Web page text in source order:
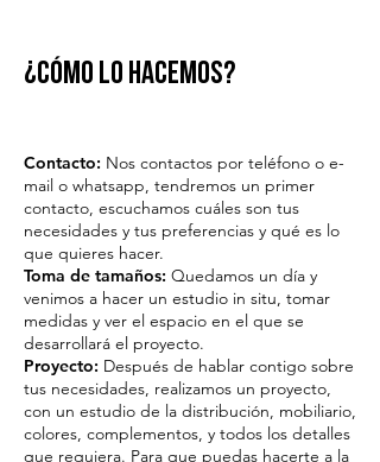
¿CÓMO LO HACEMOS?
Contacto: Nos contactos por teléfono o e-
mail o whatsapp, tendremos un primer
contacto, escuchamos cuáles son tus
necesidades y tus preferencias y qué es lo
que quieres hacer.
Toma de tamaños: Quedamos un día y
venimos a hacer un estudio in situ, tomar
medidas y ver el espacio en el que se
desarrollará el proyecto.
Proyecto: Después de hablar contigo sobre
tus necesidades, realizamos un proyecto,
con un estudio de la distribución, mobiliario,
colores, complementos, y todos los detalles
que requiera. Para que puedas hacerte a la